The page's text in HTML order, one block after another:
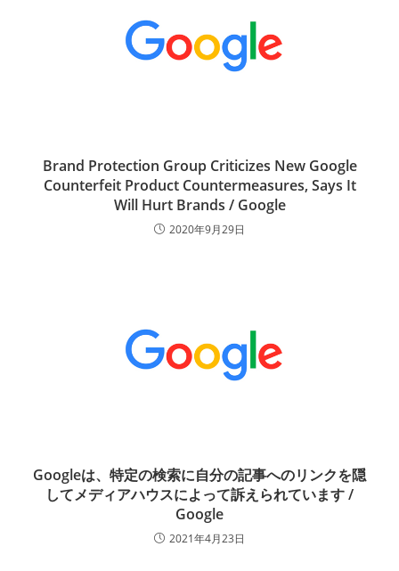
Brand Protection Group Criticizes New Google
Counterfeit Product Countermeasures, Says It
Will Hurt Brands / Google
2020年9月29日
Googleは、特定の検索に自分の記事へのリンクを隠
してメディアハウスによって訴えられています /
Google
2021年4月23日